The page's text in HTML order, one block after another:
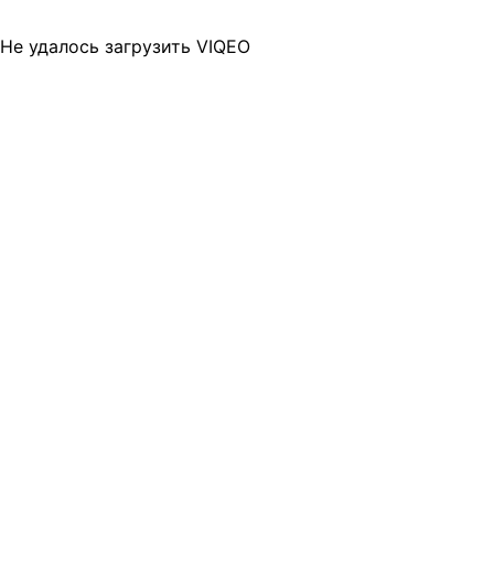
Не удалось загрузить VIQEO